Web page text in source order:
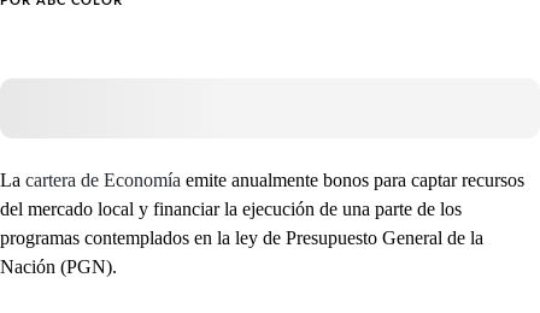
La cartera de Economía emite anualmente bonos para captar recursos
del mercado local y financiar la ejecución de una parte de los
programas contemplados en la ley de Presupuesto General de la
Nación (PGN).